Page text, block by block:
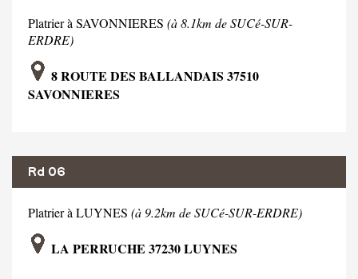
Platrier à SAVONNIERES (à 8.1km de SUCé-SUR-
ERDRE)
8 ROUTE DES BALLANDAIS 37510
SAVONNIERES
Rd 06
Platrier à LUYNES (à 9.2km de SUCé-SUR-ERDRE)
LA PERRUCHE 37230 LUYNES